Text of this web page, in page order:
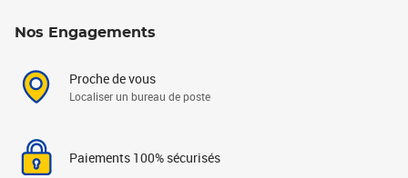
Nos Engagements
Proche de vous
Localiser un bureau de poste
Paiements 100% sécurisés